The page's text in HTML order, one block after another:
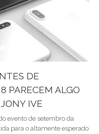
DE
PARECEM ALGO
IVE
evento de setembro da
para o altamente esperado